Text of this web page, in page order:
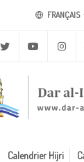
FRANÇAIS
Twitter Youtube
Calendrier Hijri